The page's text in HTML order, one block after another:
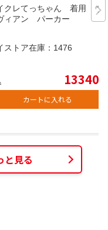
クレてっちゃん 着用 ヴ
ィアン パーカー
ストア在庫： 1476
13340
カートに入れる
と見る